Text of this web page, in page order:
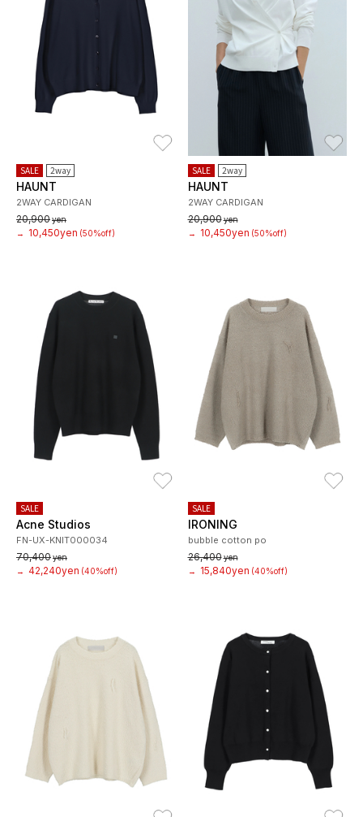
SALE 2way
HAUNT
2WAY CARDIGAN
20,900yen
→
10,450yen (50%off)
SALE 2way
HAUNT
2WAY CARDIGAN
20,900yen
→
10,450yen (50%off)
SALE
Acne Studios
FN-UX-KNIT000034
70,400yen
→ 42,240yen (40%off)
SALE
IRONING
bubble cotton po
26,400yen
→
15,840yen (40%off)